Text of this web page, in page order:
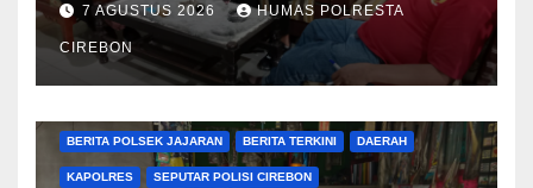
Laksanakan Patroli
7 AGUSTUS 2026 HUMAS POLRESTA
CIREBON
BERITA POLSEK JAJARAN BERITA TERKINI DAERAH
KAPOLRES SEPUTAR POLISI CIREBON